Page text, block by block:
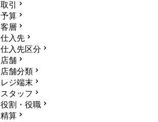
取引
予算
客層
仕入先
仕入先区分
店舗
店舗分類
レジ端末
スタッフ
役割・役職
精算